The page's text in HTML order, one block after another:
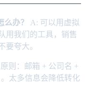
办？
A: 可以用虚拟
用我们的工具，销售
要夸大。
则：邮箱 + 公司名 +
太多信息会降低转化